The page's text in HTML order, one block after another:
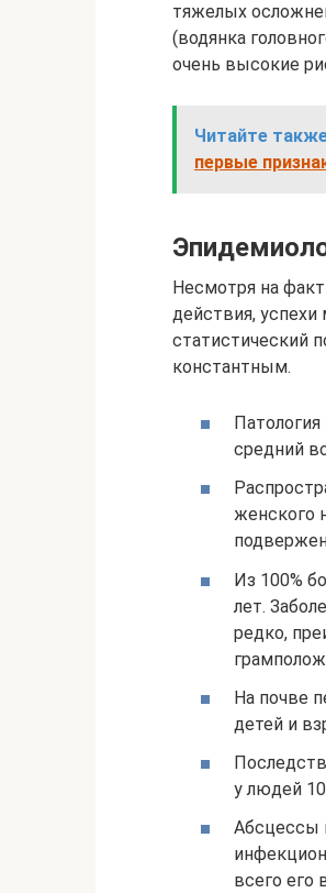
тяжелых
(водянка
очень высокие
Читайте
первые
Несмотря на
действия, успехи
статистический
константным.
средний
женского
Из 100%
лет.
редко,
На почве
детей и
у людей
Абсцессы
всего его